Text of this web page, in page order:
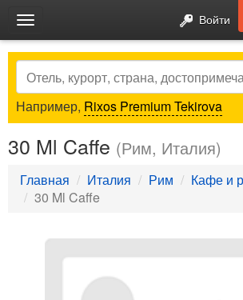
Toggle
navigation
Войти
Search
Например, Rixos Premium Tekirova
30 Ml Caffe (Рим, Италия)
Главная Италия Рим
Кафе и
30 Ml Caffe